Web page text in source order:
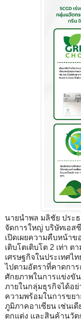
นายนำพล มลิชัย ประ
จัดการใหญ่ บริษัทเอส
เปิดเผยความคืบหน้าข
เติบโตเติบโต 2 เท่า ต
เศรษฐกิจในประเทศไ
ไปตามอัตราที่คาดกา
ศักยภาพในการแข่งขั
ภายในกลุ่มธุรกิจได้อย่
ความพร้อมในการขย
ภูมิภาคอาเซียน เช่นเ
ตกแต่ง และสินค้านวัต